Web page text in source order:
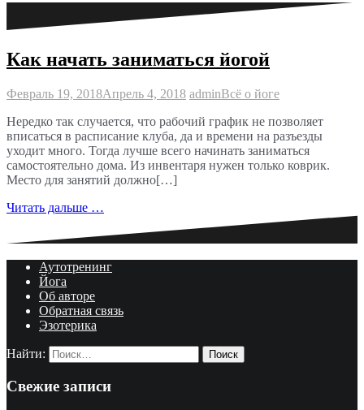
Как начать заниматься йогой
Февраль 19, 2018Апрель 4, 2018 adminВсё о йоге
Нередко так случается, что рабочий график не позволяет
вписаться в расписание клуба, да и времени на разъезды
уходит много. Тогда лучше всего начинать заниматься
самостоятельно дома. Из инвентаря нужен только коврик.
Место для занятий должно[…]
Читать дальше …
Аутотренинг
Йога
Об авторе
Обратная связь
Эзотерика
Найти:
Свежие записи